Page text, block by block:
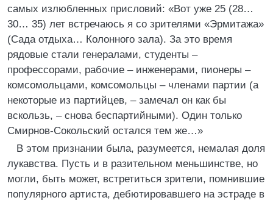
самых излюбленных присловий: «Вот уже 25 (28…
30… 35) лет встречаюсь я со зрителями «Эрмитажа»
(Сада отдыха… Колонного зала). За это время
рядовые стали генералами, студенты –
профессорами, рабочие – инженерами, пионеры –
комсомольцами, комсомольцы – членами партии (а
некоторые из партийцев, – замечал он как бы
вскользь, – снова беспартийными). Один только
Смирнов-Сокольский остался тем же…»
В этом признании была, разумеется, немалая доля
лукавства. Пусть и в разительном меньшинстве, но
могли, быть может, встретиться зрители, помнившие
популярного артиста, дебютировавшего на эстраде в